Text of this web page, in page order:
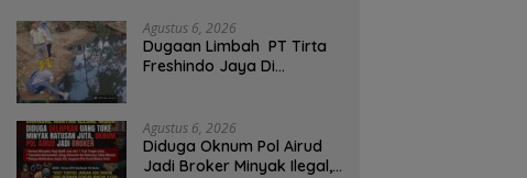
Agustus 6, 2026
Dugaan Limbah PT Tirta
Freshindo Jaya Di
Pemerintah dan
Perusahaan
Agustus 6, 2026
Diduga Oknum Pol Airud
Jadi Broker Minyak Ilegal,